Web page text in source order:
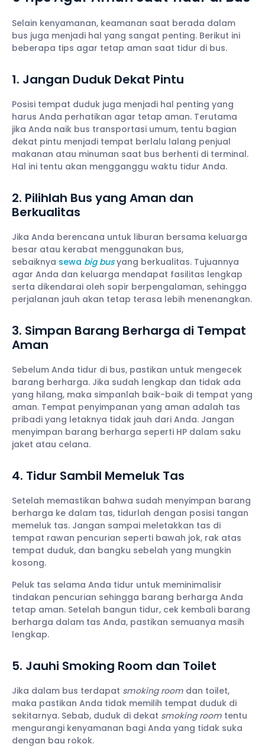
Selain kenyamanan, keamanan saat berada dalam
bus juga menjadi hal yang sangat penting. Berikut ini
beberapa tips agar tetap aman saat tidur di bus.
1. Jangan Duduk Dekat Pintu
Posisi tempat duduk juga menjadi hal penting yang
harus Anda perhatikan agar tetap aman. Terutama
jika Anda naik bus transportasi umum, tentu bagian
dekat pintu menjadi tempat berlalu lalang penjual
makanan atau minuman saat bus berhenti di terminal.
Hal ini tentu akan mengganggu waktu tidur Anda.
2. Pilihlah Bus yang Aman dan
Berkualitas
Jika Anda berencana untuk liburan bersama keluarga
besar atau kerabat menggunakan bus,
sebaiknya sewa big busyang berkualitas. Tujuannya
agar Anda dan keluarga mendapat fasilitas lengkap
serta dikendarai oleh sopir berpengalaman, sehingga
perjalanan jauh akan tetap terasa lebih menenangkan.
3. Simpan Barang Berharga di Tempat
Aman
Sebelum Anda tidur di bus, pastikan untuk mengecek
barang berharga. Jika sudah lengkap dan tidak ada
yang hilang, maka simpanlah baik-baik di tempat yang
aman. Tempat penyimpanan yang aman adalah tas
pribadi yang letaknya tidak jauh dari Anda. Jangan
menyimpan barang berharga seperti HP dalam saku
jaket atau celana.
4. Tidur Sambil Memeluk Tas
Setelah memastikan bahwa sudah menyimpan barang
berharga ke dalam tas, tidurlah dengan posisi tangan
memeluk tas. Jangan sampai meletakkan tas di
tempat rawan pencurian seperti bawah jok, rak atas
tempat duduk, dan bangku sebelah yang mungkin
kosong.
Peluk tas selama Anda tidur untuk meminimalisir
tindakan pencurian sehingga barang berharga Anda
tetap aman. Setelah bangun tidur, cek kembali barang
berharga dalam tas Anda, pastikan semuanya masih
lengkap.
5. Jauhi Smoking Room dan Toilet
Jika dalam bus terdapat smoking room dan toilet,
maka pastikan Anda tidak memilih tempat duduk di
sekitarnya. Sebab, duduk di dekat smoking room tentu
mengurangi kenyamanan bagi Anda yang tidak suka
dengan bau rokok.